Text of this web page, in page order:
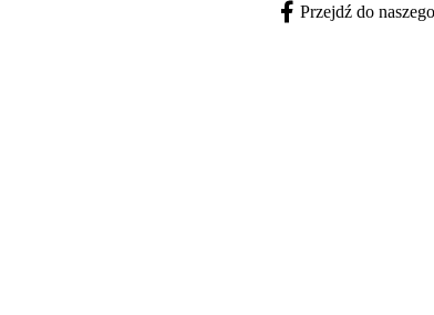
Facebook - otwiera się w
Przejdź do